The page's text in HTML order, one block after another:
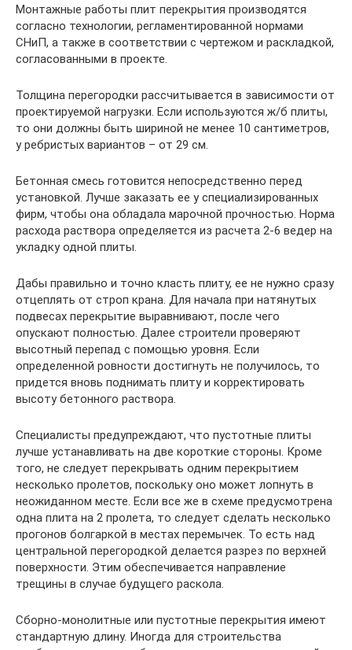
Монтажные работы плит перекрытия производятся
согласно технологии, регламентированной нормами
СНиП, а также в соответствии с чертежом и раскладкой,
согласованными в проекте.
Толщина перегородки рассчитывается в зависимости от
проектируемой нагрузки. Если используются ж/б плиты,
то они должны быть шириной не менее 10 сантиметров,
у ребристых вариантов – от 29 см.
Бетонная смесь готовится непосредственно перед
установкой. Лучше заказать ее у специализированных
фирм, чтобы она обладала марочной прочностью. Норма
расхода раствора определяется из расчета 2-6 ведер на
укладку одной плиты.
Дабы правильно и точно класть плиту, ее не нужно сразу
отцеплять от строп крана. Для начала при натянутых
подвесах перекрытие выравнивают, после чего
опускают полностью. Далее строители проверяют
высотный перепад с помощью уровня. Если
определенной ровности достигнуть не получилось, то
придется вновь поднимать плиту и корректировать
высоту бетонного раствора.
Специалисты предупреждают, что пустотные плиты
лучше устанавливать на две короткие стороны. Кроме
того, не следует перекрывать одним перекрытием
несколько пролетов, поскольку оно может лопнуть в
неожиданном месте. Если все же в схеме предусмотрена
одна плита на 2 пролета, то следует сделать несколько
прогонов болгаркой в местах перемычек. То есть над
центральной перегородкой делается разрез по верхней
поверхности. Этим обеспечивается направление
трещины в случае будущего раскола.
Сборно-монолитные или пустотные перекрытия имеют
стандартную длину. Иногда для строительства